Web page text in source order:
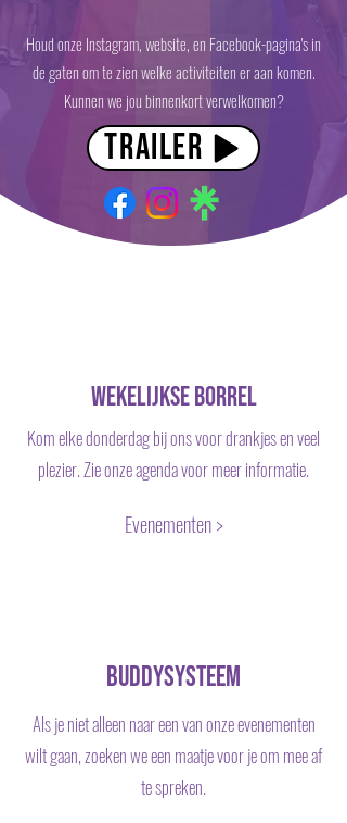
Houd onze Instagram, website, en Facebook-pagina's in
de gaten om te zien welke activiteiten er aan komen.
Kunnen we jou binnenkort verwelkomen?
Trailer
wekelijkse borrel
Kom elke donderdag bij ons voor drankjes en veel
plezier. Zie onze agenda voor meer informatie.
Evenementen >
Buddysysteem
Als je niet alleen naar een van onze evenementen
wilt gaan, zoeken we een maatje voor je om mee af
te spreken.